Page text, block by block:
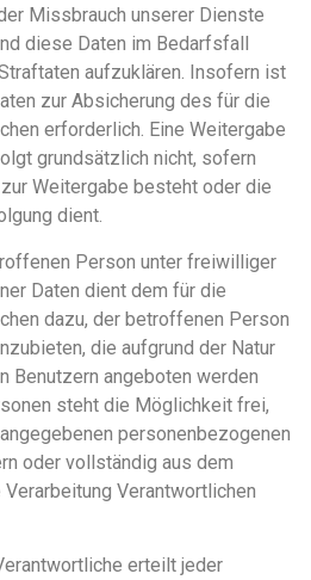
Missbrauch unserer Dienste
diese Daten im Bedarfsfall
aufzuklären. Insofern ist
zur Absicherung des für die
erforderlich. Eine Weitergabe
grundsätzlich nicht, sofern
Weitergabe besteht oder die
dient.
Person unter freiwilliger
Daten dient dem für die
dazu, der betroffenen Person
die aufgrund der Natur
Benutzern angeboten werden
steht die Möglichkeit frei,
personenbezogenen
oder vollständig aus dem
Verantwortlichen
erteilt jeder